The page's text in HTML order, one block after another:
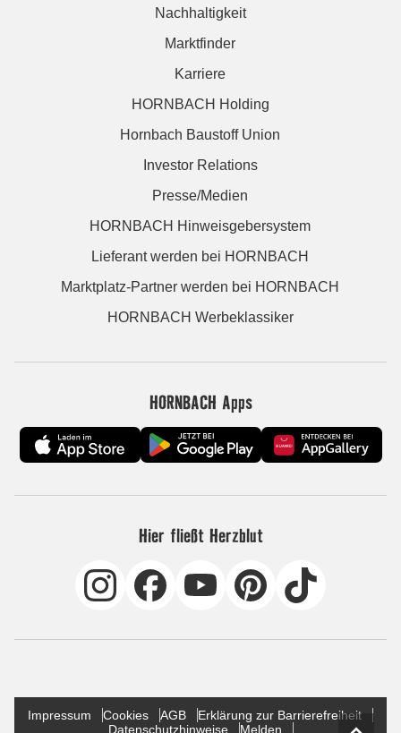
Nachhaltigkeit
Marktfinder
Karriere
HORNBACH Holding
Hornbach Baustoff Union
Investor Relations
Presse/Medien
HORNBACH Hinweisgebersystem
Lieferant werden bei HORNBACH
Marktplatz-Partner werden bei HORNBACH
HORNBACH Werbeklassiker
HORNBACH Apps
Hier fließt Herzblut
Impressum Cookies AGB
Erklärung zur Barrierefreiheit
Datenschutzhinweise
Melden